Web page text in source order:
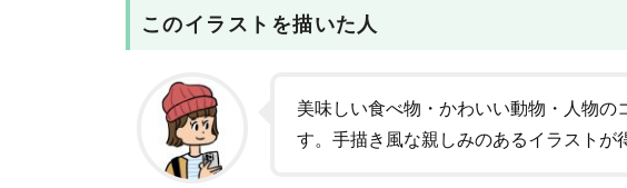
このイラストを描いた人
美味しい食べ物・かわいい動物・人物
す。手描き風な親しみのあるイラストが